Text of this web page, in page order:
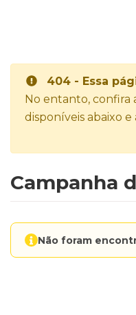
404 - Essa
No entanto, confira
disponíveis abaixo e
Campanha
Não foram